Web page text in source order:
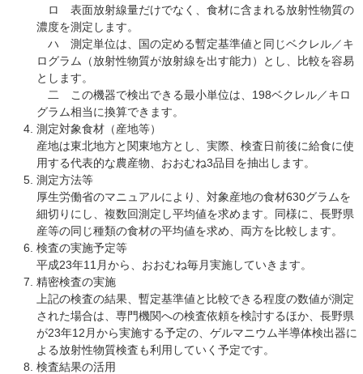
ロ 表面放射線量だけでなく、食材に含まれる放射性物質の
濃度を測定します。
ハ 測定単位は、国の定める暫定基準値と同じベクレル／キ
ログラム（放射性物質が放射線を出す能力）とし、比較を容易
とします。
二 この機器で検出できる最小単位は、198ベクレル／キロ
グラム相当に換算できます。
測定対象食材（産地等）
産地は東北地方と関東地方とし、実際、検査日前後に給食に使
用する代表的な農産物、おおむね3品目を抽出します。
測定方法等
厚生労働省のマニュアルにより、対象産地の食材630グラムを
細切りにし、複数回測定し平均値を求めます。同様に、長野県
産等の同じ種類の食材の平均値を求め、両方を比較します。
検査の実施予定等
平成23年11月から、おおむね毎月実施していきます。
精密検査の実施
上記の検査の結果、暫定基準値と比較できる程度の数値が測定
された場合は、専門機関への検査依頼を検討するほか、長野県
が23年12月から実施する予定の、ゲルマニウム半導体検出器に
よる放射性物質検査も利用していく予定です。
検査結果の活用